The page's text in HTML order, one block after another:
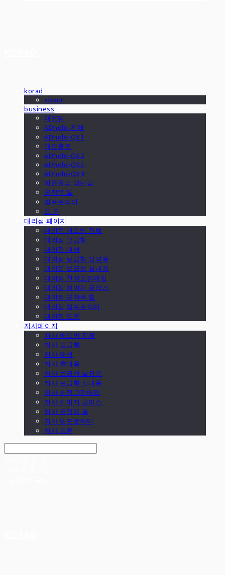
korad
about
business
애드빔
ADholo-전체
ADholo-QX1
애드홀로
ADholo-QX2
ADholo-QX3
ADholo-QX4
어른들의 장난감
공작용 툴
빔프로젝터
드 론
대리점 페이지
대리점 애드빔 전체
대리점 고급형
대리점 대형
대리점 보급형 실외용
대리점 보급형 실내용
대리점 천정고정매입
대리점 이미지 글라스
대리점 공작용 툴
대리점 빔프로젝터
대리점 드론
지사페이지
지사 애드빔 전체
지사 고급형
지사 대형
지사 휴대용
지사 보급형 실외용
지사 보급형 실내용
지사 천정고정매입
지사 이미지 글라스
지사 공작용 툴
지사 빔프로젝터
지사 드론